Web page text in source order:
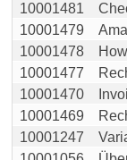
10001481
10001479
10001478
10001477
10001470
10001469
10001247